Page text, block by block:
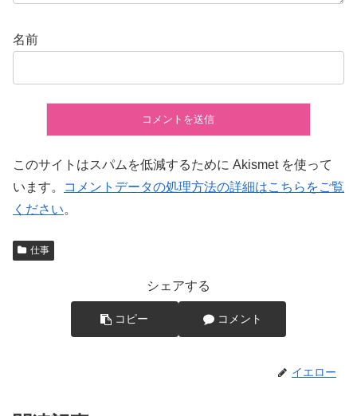
名前
このサイトはスパムを低減するために Akismet を使って
います。
コメントデータの処理方法の詳細はこちらをご覧
ください。
仕事
シェアする
コピー コメント
イエロー